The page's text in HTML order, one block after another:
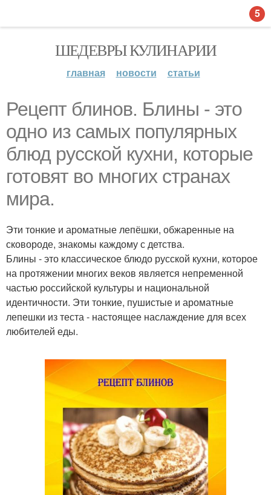
ШЕДЕВРЫ КУЛИНАРИИ
главная новости статьи
Рецепт блинов. Блины - это
одно из самых популярных
блюд русской кухни, которые
готовят во многих странах
мира.
Эти тонкие и ароматные лепёшки, обжаренные на
сковороде, знакомы каждому с детства.
Блины - это классическое блюдо русской кухни, которое
на протяжении многих веков является непременной
частью российской культуры и национальной
идентичности. Эти тонкие, пушистые и ароматные
лепешки из теста - настоящее наслаждение для всех
любителей еды.
5